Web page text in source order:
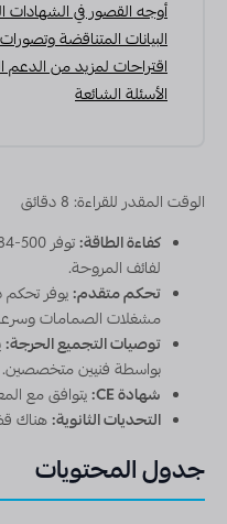
أوجه القصور في الشهادات
البيانات المتناقضة
اقتراحات لمزيد من الدعم
الأسئلة الشائعة
الوقت المقدر للقراءة: 8 دقائق
كفاءة الطاقة:
لفائف المروحة.
تحكم متقدم:يوفر تحكم
مشغلات الصمامات
توصيات التجميع الحرجة:
بواسطة فنيين متخصصين.
شهادة CE:
يتوافق مع
التحديات الثانوية:هناك
جدول المحتويات